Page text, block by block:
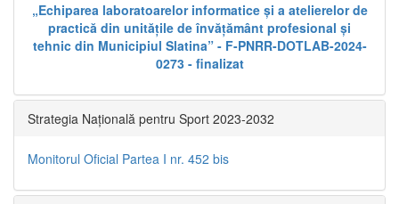
„Echiparea laboratoarelor informatice și a atelierelor de
practică din unitățile de învățământ profesional și
tehnic din Municipiul Slatina” - F-PNRR-DOTLAB-2024-
0273 - finalizat
Strategia Națională pentru Sport 2023-2032
Monitorul Oficial Partea I nr. 452 bis